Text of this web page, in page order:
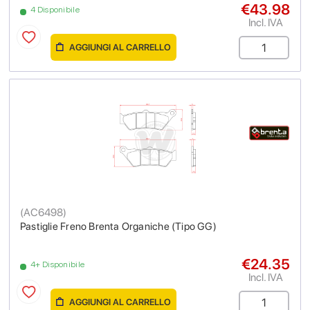
4 Disponibile €43.98
Incl. IVA
AGGIUNGI AL CARRELLO
Pastiglie Freno Brenta Organiche (Tipo GG)
(AC6498)
4+ Disponibile €24.35
Incl. IVA
AGGIUNGI AL CARRELLO